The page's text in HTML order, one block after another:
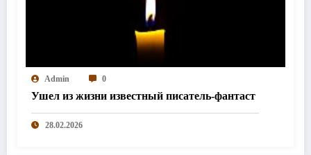
Admin 0
Ушел из жизни известный писатель-фантаст
28.02.2026